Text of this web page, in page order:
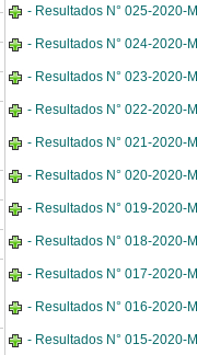
- Resultados N° 025-2020-
- Resultados N° 024-2020-
- Resultados N° 023-2020-
- Resultados N° 022-2020-
- Resultados N° 021-2020-
- Resultados N° 020-2020-
- Resultados N° 019-2020-
- Resultados N° 018-2020-
- Resultados N° 017-2020-
- Resultados N° 016-2020-
- Resultados N° 015-2020-